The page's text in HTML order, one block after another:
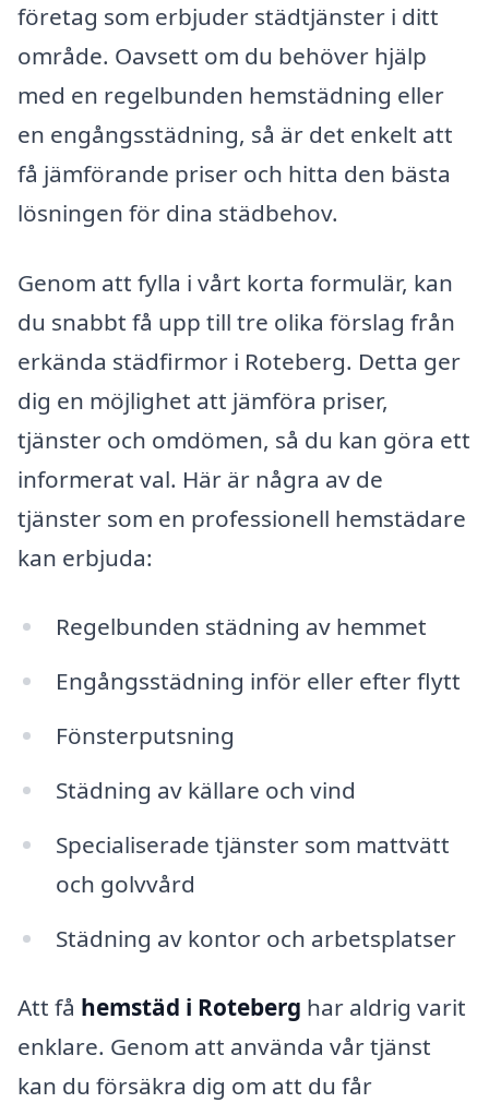
företag som erbjuder städtjänster i ditt
område. Oavsett om du behöver hjälp
med en regelbunden hemstädning eller
en engångsstädning, så är det enkelt att
få jämförande priser och hitta den bästa
lösningen för dina städbehov.
Genom att fylla i vårt korta formulär, kan
du snabbt få upp till tre olika förslag från
erkända städfirmor i Roteberg. Detta ger
dig en möjlighet att jämföra priser,
tjänster och omdömen, så du kan göra ett
informerat val. Här är några av de
tjänster som en professionell hemstädare
kan erbjuda:
Regelbunden städning av hemmet
Engångsstädning inför eller efter flytt
Fönsterputsning
Städning av källare och vind
Specialiserade tjänster som mattvätt
och golvvård
Städning av kontor och arbetsplatser
Att få hemstäd i Roteberg har aldrig varit
enklare. Genom att använda vår tjänst
kan du försäkra dig om att du får